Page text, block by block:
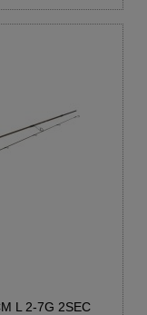
L 2-7G 2SEC